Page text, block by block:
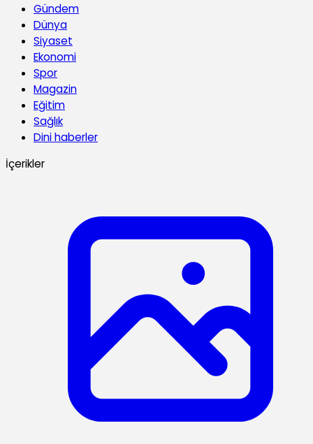
Gündem
Dünya
Siyaset
Ekonomi
Spor
Magazin
Eğitim
Sağlık
Dini haberler
İçerikler